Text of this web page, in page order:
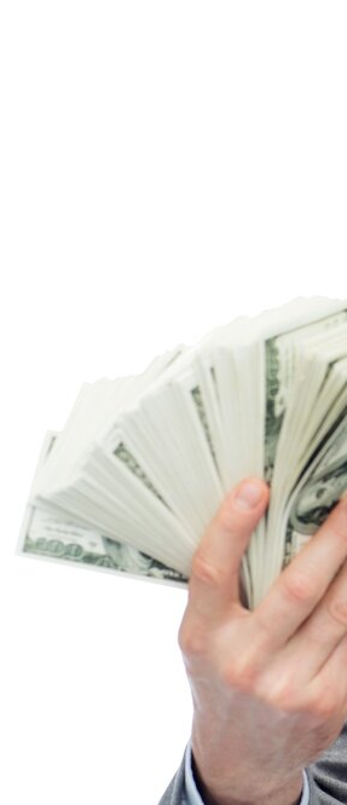
Готовит Путешествие К Луне
Лидеры Бенчмарка
AnTuTu — Супермощные
На Базе Snapdragon 888